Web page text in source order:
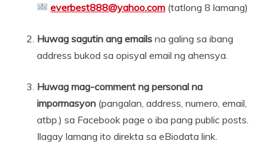
everbest888@yahoo.com (tatlong 8 lamang)
Huwag sagutin ang emails na galing sa ibang
address bukod sa opisyal email ng ahensya.
Huwag mag-comment ng personal na
impormasyon (pangalan, address, numero, email,
atbp.) sa Facebook page o iba pang public posts.
Ilagay lamang ito direkta sa eBiodata link.